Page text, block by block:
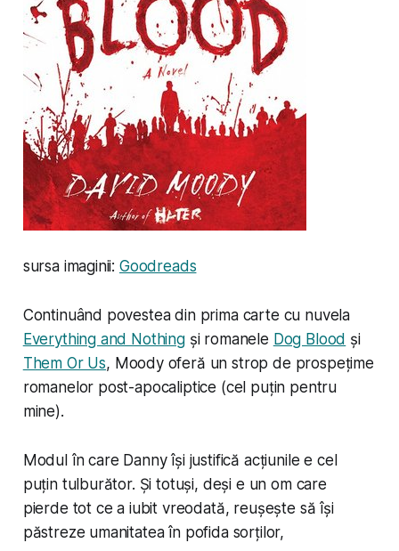
sursa imaginii: Goodreads
Continuând povestea din prima carte cu nuvela
Everything and Nothingși romanele Dog Blood și
Them Or Us, Moody oferă un strop de prospețime
romanelor post-apocaliptice (cel puțin pentru
mine).
Modul în care Danny își justifică acțiunile e cel
puțin tulburător. Și totuși, deși e un om care
pierde tot ce a iubit vreodată, reușește să își
păstreze umanitatea în pofida sorților,